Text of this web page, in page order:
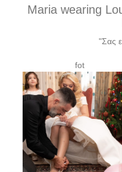
Xrysa wearing
"Σας ευχαριστώ για